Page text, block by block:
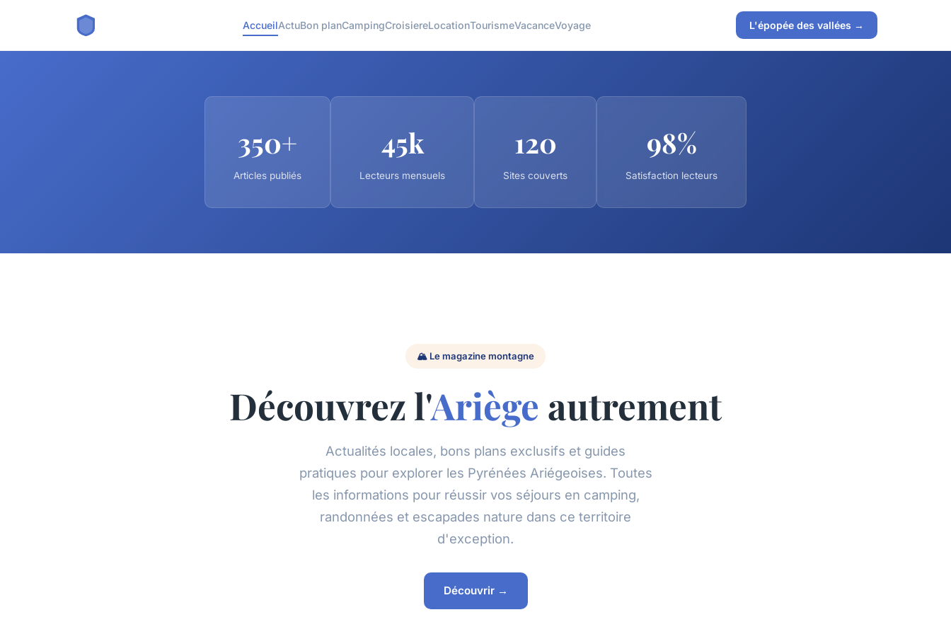
AccueilActuBon planCampingCroisiereLocationTourismeVacanceVoyage L'épopée des vallées →
350+
Articles publiés
45k
Lecteurs mensuels
120
Sites couverts
98%
Satisfaction lecteurs
🏔️ Le magazine montagne
Découvrez l'Ariège autrement
Actualités locales, bons plans exclusifs et guides
pratiques pour explorer les Pyrénées Ariégeoises. Toutes
les informations pour réussir vos séjours en camping,
randonnées et escapades nature dans ce territoire
d'exception.
Découvrir →